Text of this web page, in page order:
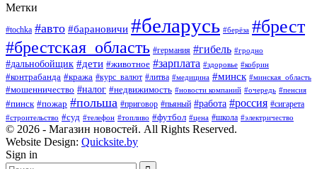
Метки
#tochka #авто #барановичи #беларусь #берёза #брест
#брестская_область #германия #гибель #гродно
#дальнобойщик #дети #животное #зарплата #здоровье #кобрин
#контрабанда #кража #курс_валют #литва #медицина #минск #минская_область
#мошенничество #налог #недвижимость #новости компаний #очередь #пенсия
#пинск #пожар #польша #приговор #пьяный #работа #россия #сигарета
#строительство #суд #телефон #топливо #футбол #цена #школа #электричество
© 2026 - Магазин новостей. All Rights Reserved.
Website Design: Quicksite.by
Sign in